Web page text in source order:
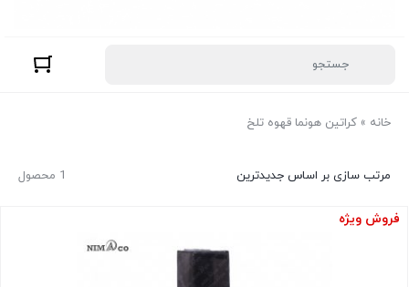
خانه » کراتین هونما قهوه تلخ
1 محصول مرتب سازی بر اساس جدیدترین
فروش ویژه